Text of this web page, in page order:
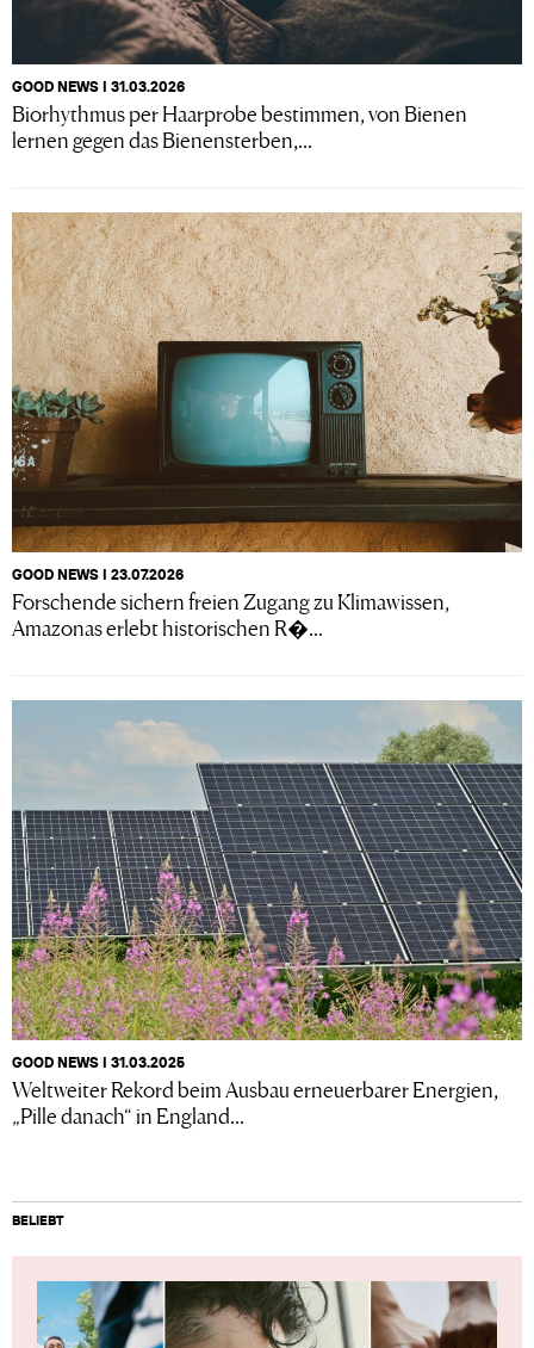
GOOD NEWS I 31.03.2026
Biorhythmus per Haarprobe bestimmen, von Bienen
lernen gegen das Bienensterben,...
GOOD NEWS I 23.07.2026
Forschende sichern freien Zugang zu Klimawissen,
Amazonas erlebt historischen R�...
GOOD NEWS I 31.03.2025
Weltweiter Rekord beim Ausbau erneuerbarer Energien,
„Pille danach“ in England...
BELIEBT